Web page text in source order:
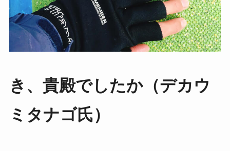
き、貴殿でしたか（デカウ
ミタナゴ氏）